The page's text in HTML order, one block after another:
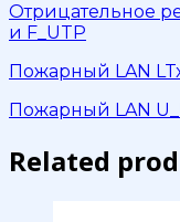
Отрицательное
и F_UTP
Пожарный LAN
Пожарный LAN
Related